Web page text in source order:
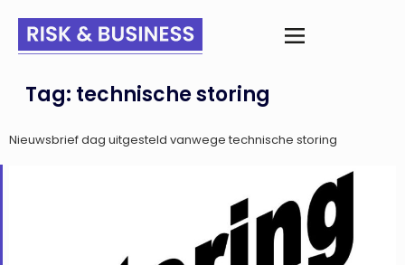
Tag: technische storing
Nieuwsbrief dag uitgesteld vanwege technische storing